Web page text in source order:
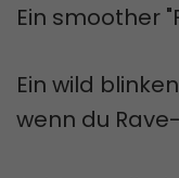
Ein smoother
Ein wild
wenn du